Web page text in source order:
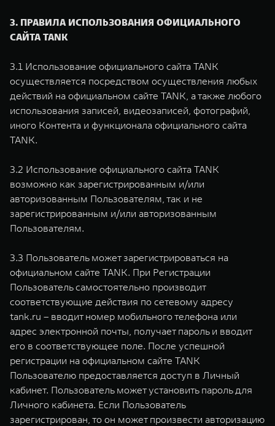
3. ПРАВИЛА ИСПОЛЬЗОВАНИЯ ОФИЦИАЛЬНОГО
САЙТА TANK
3.1 Использование официального сайта TANK
осуществляется посредством осуществления любых
действий на официальном сайте TANK, а также любого
использования записей, видеозаписей, фотографий,
иного Контента и функционала официального сайта
TANK.
3.2 Использование официального сайта TANK
возможно как зарегистрированным и/или
авторизованным Пользователям, так и не
зарегистрированным и/или авторизованным
Пользователям.
3.3 Пользователь может зарегистрироваться на
официальном сайте TANK. При Регистрации
Пользователь самостоятельно производит
соответствующие действия по сетевому адресу
tank.ru – вводит номер мобильного телефона или
адрес электронной почты, получает пароль и вводит
его в соответствующее поле. После успешной
регистрации на официальном сайте TANK
Пользователю предоставляется доступ в Личный
кабинет. Пользователь может установить пароль для
Личного кабинета. Если Пользователь
зарегистрирован, то он может произвести авторизацию